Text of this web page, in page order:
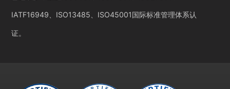
IATF16949、ISO13485、ISO45001国际标准管理体系认
证。